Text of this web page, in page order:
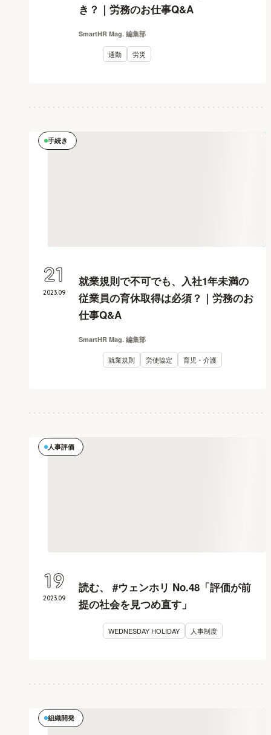
き？｜労務のお仕事Q&A
SmartHR Mag. 編集部
通勤 労災
手続き
就業規則で不可でも、入社1年未満の
従業員の育休取得は必須？｜労務のお
仕事Q&A
SmartHR Mag. 編集部
就業規則 労使協定 育児・介護
2023. 09
21
人事評価
読む、 #ウェンホリ No.48「評価が前
提の社会を見つめ直す」
WEDNESDAY HOLIDAY 人事制度
2023.09
19
組織開発